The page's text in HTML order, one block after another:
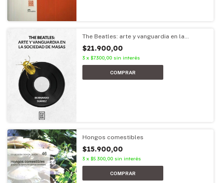
The Beatles: arte y vanguardia en la
$21.900,00
3 x $7.300,00 sin interés
Hongos comestibles
$15.900,00
3 x $5.300,00 sin interés